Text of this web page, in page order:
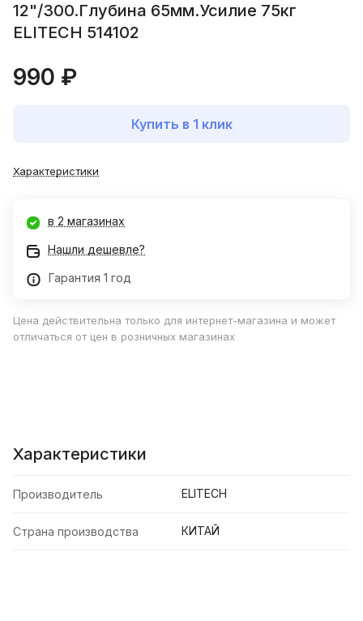
12"/300.Глубина 65мм.Усилие 75кг
ELITECH 514102
990 ₽
Купить в 1 клик
Характеристики
в 2 магазинах
Нашли дешевле?
Гарантия 1 год
Цена действительна только для интернет-магазина и может
отличаться от цен в розничных магазинах
Характеристики
Производитель ELITECH
Страна производства КИТАЙ